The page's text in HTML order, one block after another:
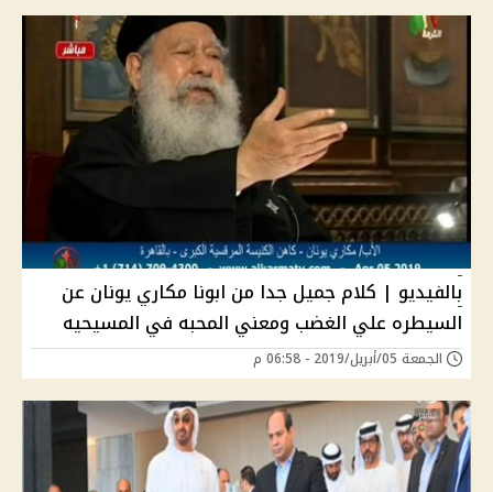
بالفيديو | كلام جميل جدا من ابونا مكاري يونان عن
السيطره علي الغضب ومعني المحبه في المسيحيه
الجمعة 05/أبريل/2019 - 06:58 م